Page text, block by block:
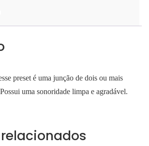
preset é uma junção de dois ou mais
uma sonoridade limpa e agradável.